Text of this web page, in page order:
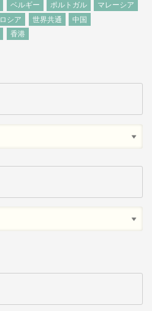
ベルギー ポルトガル
マレーシア
ロシア 世界共通
中国
香港